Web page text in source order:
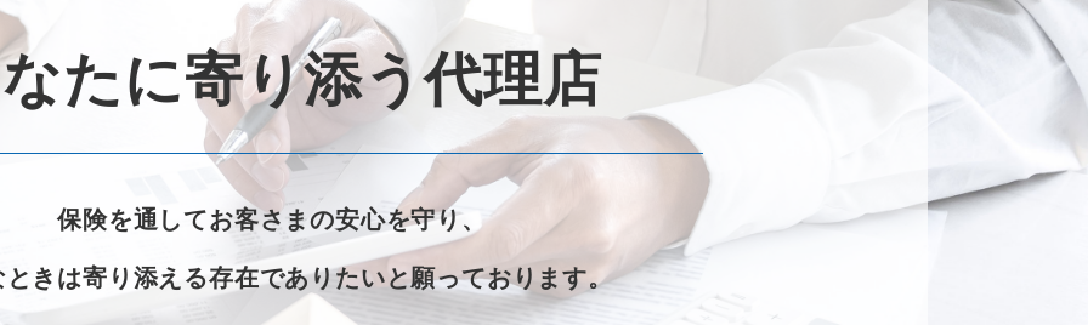
たに寄り添う代理店
保険を通してお客さまの安心を守り、
ときは寄り添える存在でありたいと願っております。